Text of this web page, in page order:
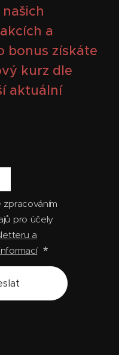
a
bonus získáte
kurz dle
aktuální
zpracováním
pro účely
a